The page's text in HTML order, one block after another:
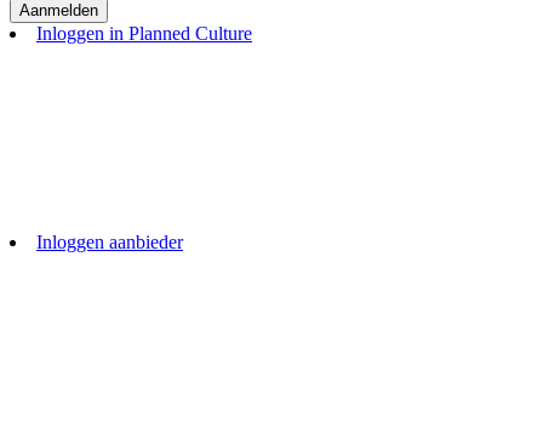
Aanmelden
Inloggen in Planned Culture
Inloggen aanbieder